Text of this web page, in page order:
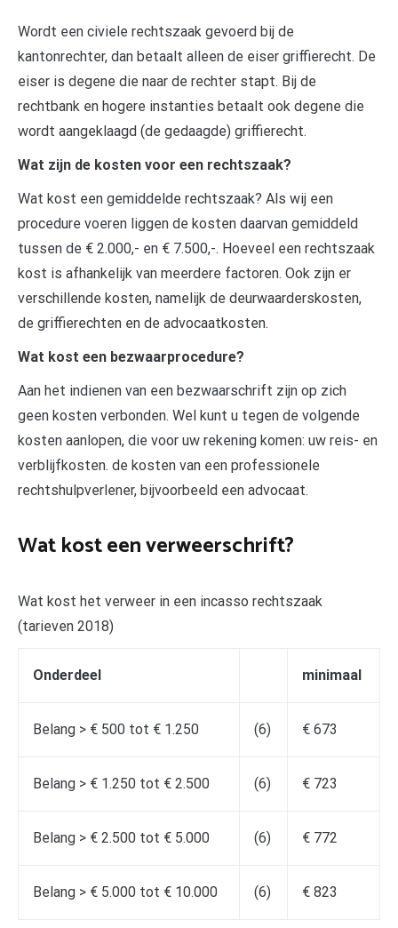
Wordt een civiele rechtszaak gevoerd bij de
kantonrechter, dan betaalt alleen de eiser griffierecht. De
eiser is degene die naar de rechter stapt. Bij de
rechtbank en hogere instanties betaalt ook degene die
wordt aangeklaagd (de gedaagde) griffierecht.
Wat zijn de kosten voor een rechtszaak?
Wat kost een gemiddelde rechtszaak? Als wij een
procedure voeren liggen de kosten daarvan gemiddeld
tussen de € 2.000,- en € 7.500,-. Hoeveel een rechtszaak
kost is afhankelijk van meerdere factoren. Ook zijn er
verschillende kosten, namelijk de deurwaarderskosten,
de griffierechten en de advocaatkosten.
Wat kost een bezwaarprocedure?
Aan het indienen van een bezwaarschrift zijn op zich
geen kosten verbonden. Wel kunt u tegen de volgende
kosten aanlopen, die voor uw rekening komen: uw reis- en
verblijfkosten. de kosten van een professionele
rechtshulpverlener, bijvoorbeeld een advocaat.
Wat kost een verweerschrift?
Wat kost het verweer in een incasso rechtszaak
(tarieven 2018)
Onderdeel minimaal
Belang > € 500 tot € 1.250 (6) € 673
Belang > € 1.250 tot € 2.500 (6) € 723
Belang > € 2.500 tot € 5.000 (6) € 772
Belang > € 5.000 tot € 10.000 (6) € 823